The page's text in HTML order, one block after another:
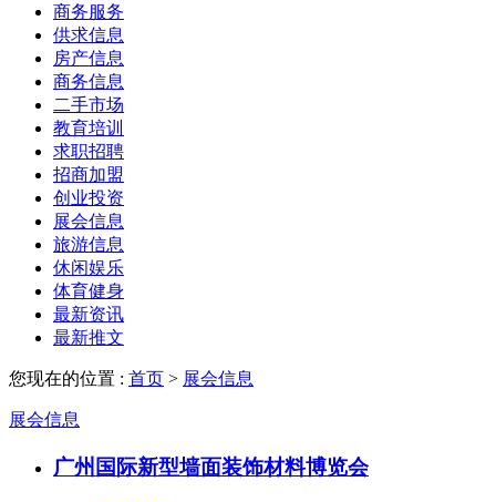
商务服务
供求信息
房产信息
商务信息
二手市场
教育培训
求职招聘
招商加盟
创业投资
展会信息
旅游信息
休闲娱乐
体育健身
最新资讯
最新推文
您现在的位置 : 首页 > 展会信息
展会信息
广州国际新型墙面装饰材料博览会